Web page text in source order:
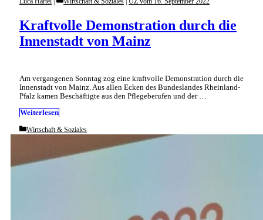
Kraftvolle Demonstration durch die
Innenstadt von Mainz
Am vergangenen Sonntag zog eine kraftvolle Demonstration durch die
Innenstadt von Mainz. Aus allen Ecken des Bundeslandes Rheinland-
Pfalz kamen Beschäftigte aus den Pflegeberufen und der …
Weiterlesen
Categories
Wirtschaft & Soziales